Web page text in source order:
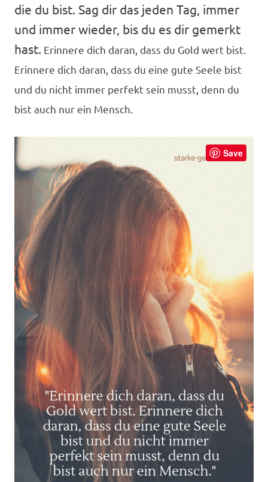
die du bist. Sag dir das jeden Tag, immer
und immer wieder, bis du es dir gemerkt
hast. Erinnere dich daran, dass du Gold wert bist.
Erinnere dich daran, dass du eine gute Seele bist
und du nicht immer perfekt sein musst, denn du
bist auch nur ein Mensch.
Save